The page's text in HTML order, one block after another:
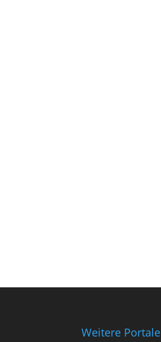
Weitere Portale